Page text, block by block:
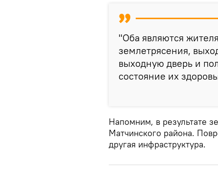
"Оба являются
землетрясения,
выходную дверь и
состояние их
Напомним, в результате
Матчинского района.
другая инфраструктура.